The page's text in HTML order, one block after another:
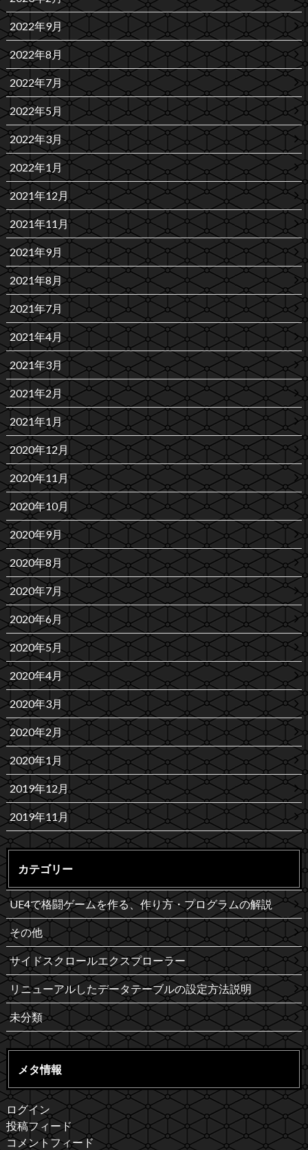
2022年9月
2022年8月
2022年7月
2022年5月
2022年3月
2022年1月
2021年12月
2021年11月
2021年9月
2021年8月
2021年7月
2021年4月
2021年3月
2021年2月
2021年1月
2020年12月
2020年11月
2020年10月
2020年9月
2020年8月
2020年7月
2020年6月
2020年5月
2020年4月
2020年3月
2020年2月
2020年1月
2019年12月
2019年11月
カテゴリー
UE4で格闘ゲームを作る、作り方・プログラムの解説
その他
サイドスクロールエクスプローラー
リニューアルしたデータテーブルの設定方法説明
未分類
メタ情報
ログイン
投稿フィード
コメントフィード